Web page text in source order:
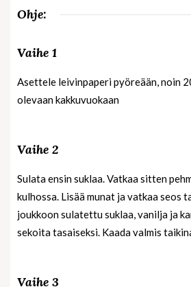
Ohje:
Vaihe 1
Asettele leivinpaperi pyöreään, noin
olevaan kakkuvuokaan
Vaihe 2
Sulata ensin suklaa. Vatkaa sitten
kulhossa. Lisää munat ja vatkaa seos
joukkoon sulatettu suklaa, vanilja ja
sekoita tasaiseksi. Kaada valmis
Vaihe 3